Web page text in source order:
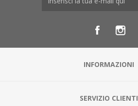
INFORMAZIONI
SERVIZIO CLIENTI